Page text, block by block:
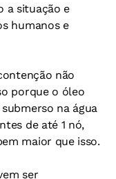
a situação e
humanos e
não
porque o óleo
na água
de até 1 nó,
maior que isso.
ser